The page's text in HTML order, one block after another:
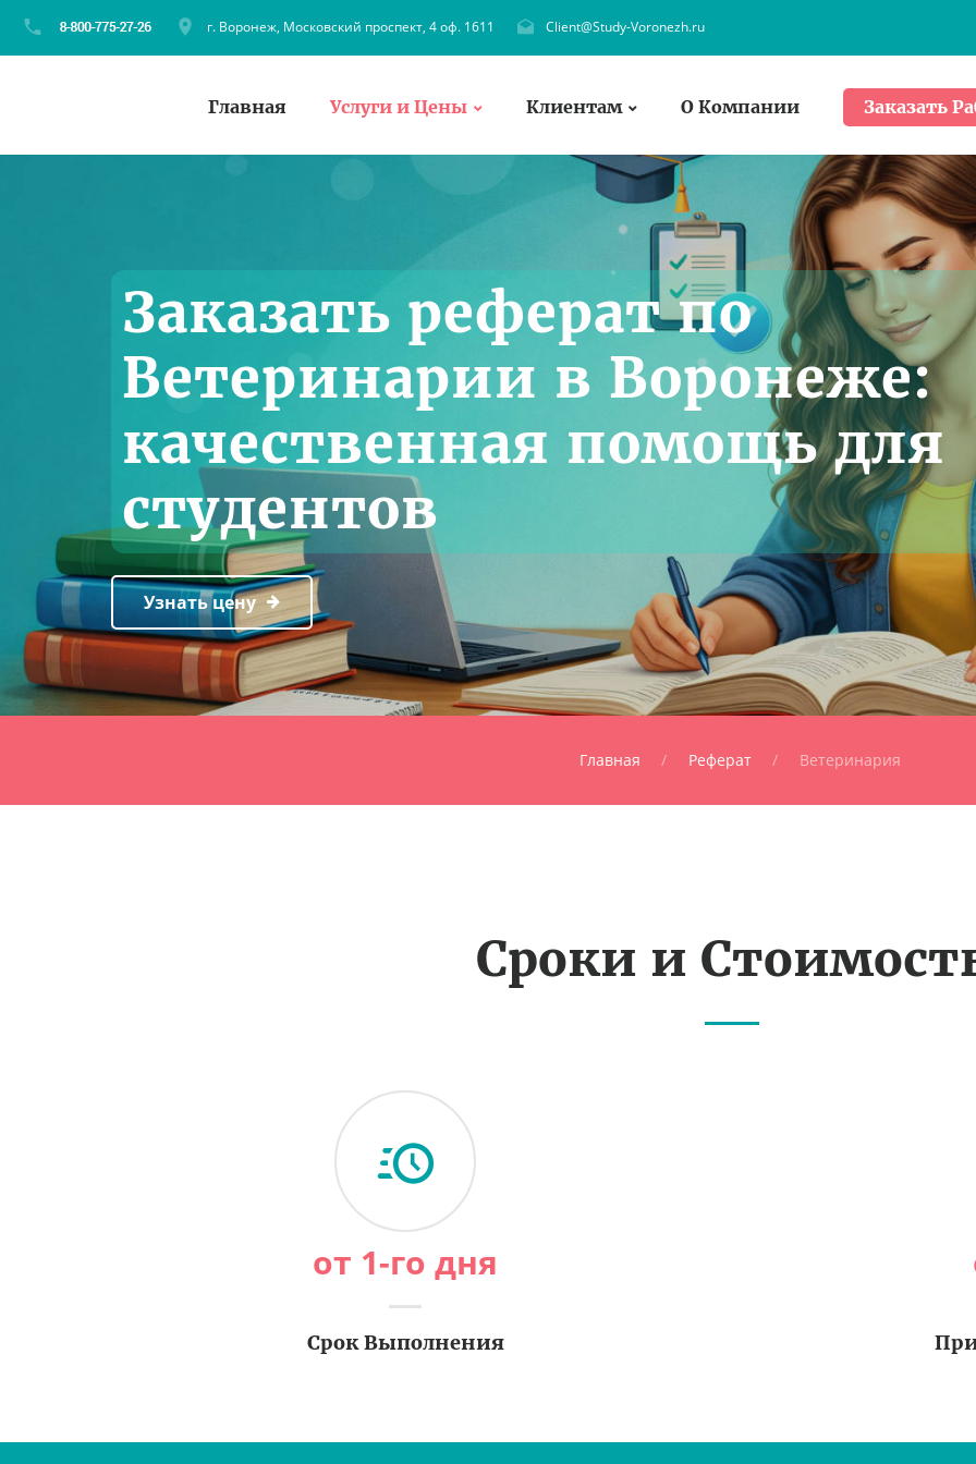
г. Воронеж, Московский проспект, 4 оф. 1611 Client@Study-Voronezh.ru
Главная Услуги и Цены Клиентам О Компании Заказать
Заказать реферат по
Ветеринарии в Воронеже:
качественная помощь для
студентов
Узнать цену
Главная Реферат Ветеринария
Сроки и
от 1-го дня
Срок Выполнения